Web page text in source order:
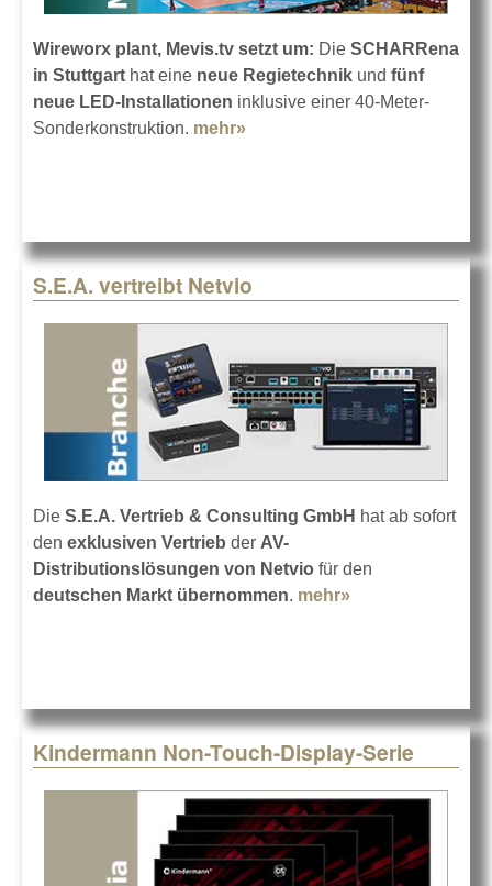
Wireworx plant, Mevis.tv setzt um: Die SCHARRena
in Stuttgart hat eine neue Regietechnik und fünf
neue LED-Installationen inklusive einer 40-Meter-
Sonderkonstruktion. mehr»
S.E.A. vertreibt Netvio
Die S.E.A. Vertrieb & Consulting GmbH hat ab sofort
den exklusiven Vertrieb der AV-
Distributionslösungen von Netvio für den
deutschen Markt übernommen. mehr»
Kindermann Non-Touch-Display-Serie